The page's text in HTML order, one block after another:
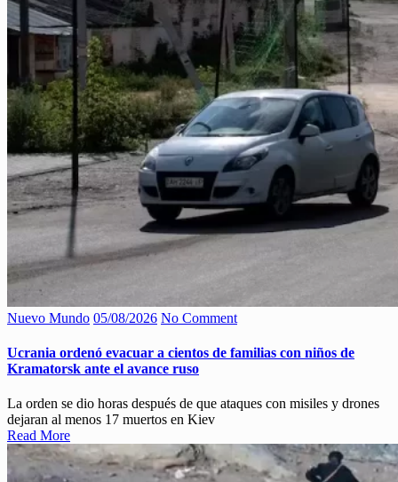
Nuevo Mundo 05/08/2026 No Comment
Ucrania ordenó evacuar a cientos de familias con niños de
Kramatorsk ante el avance ruso
La orden se dio horas después de que ataques con misiles y drones
dejaran al menos 17 muertos en Kiev
Read More